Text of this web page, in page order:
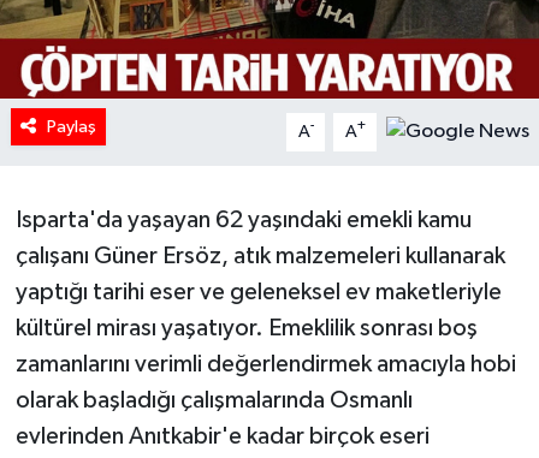
Paylaş A- A+
Isparta'da yaşayan 62 yaşındaki emekli kamu
çalışanı Güner Ersöz, atık malzemeleri kullanarak
yaptığı tarihi eser ve geleneksel ev maketleriyle
kültürel mirası yaşatıyor. Emeklilik sonrası boş
zamanlarını verimli değerlendirmek amacıyla hobi
olarak başladığı çalışmalarında Osmanlı
evlerinden Anıtkabir'e kadar birçok eseri
MAGAZİN
Oyun
POLİTİKA
RESMİ İLANLAR
SAĞLIK
Spor
Tarihi Yapılarımız